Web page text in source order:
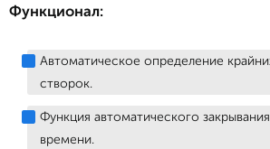
Функционал:
Автоматическое определение
створок.
Функция автоматического
времени.